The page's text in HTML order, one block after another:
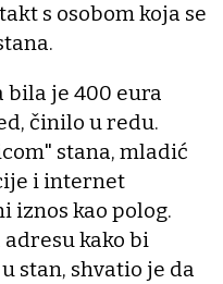
s osobom koja se
bila je 400 eura
činilo u redu.
stana, mladić
i internet
iznos kao polog.
adresu kako bi
stan, shvatio je da